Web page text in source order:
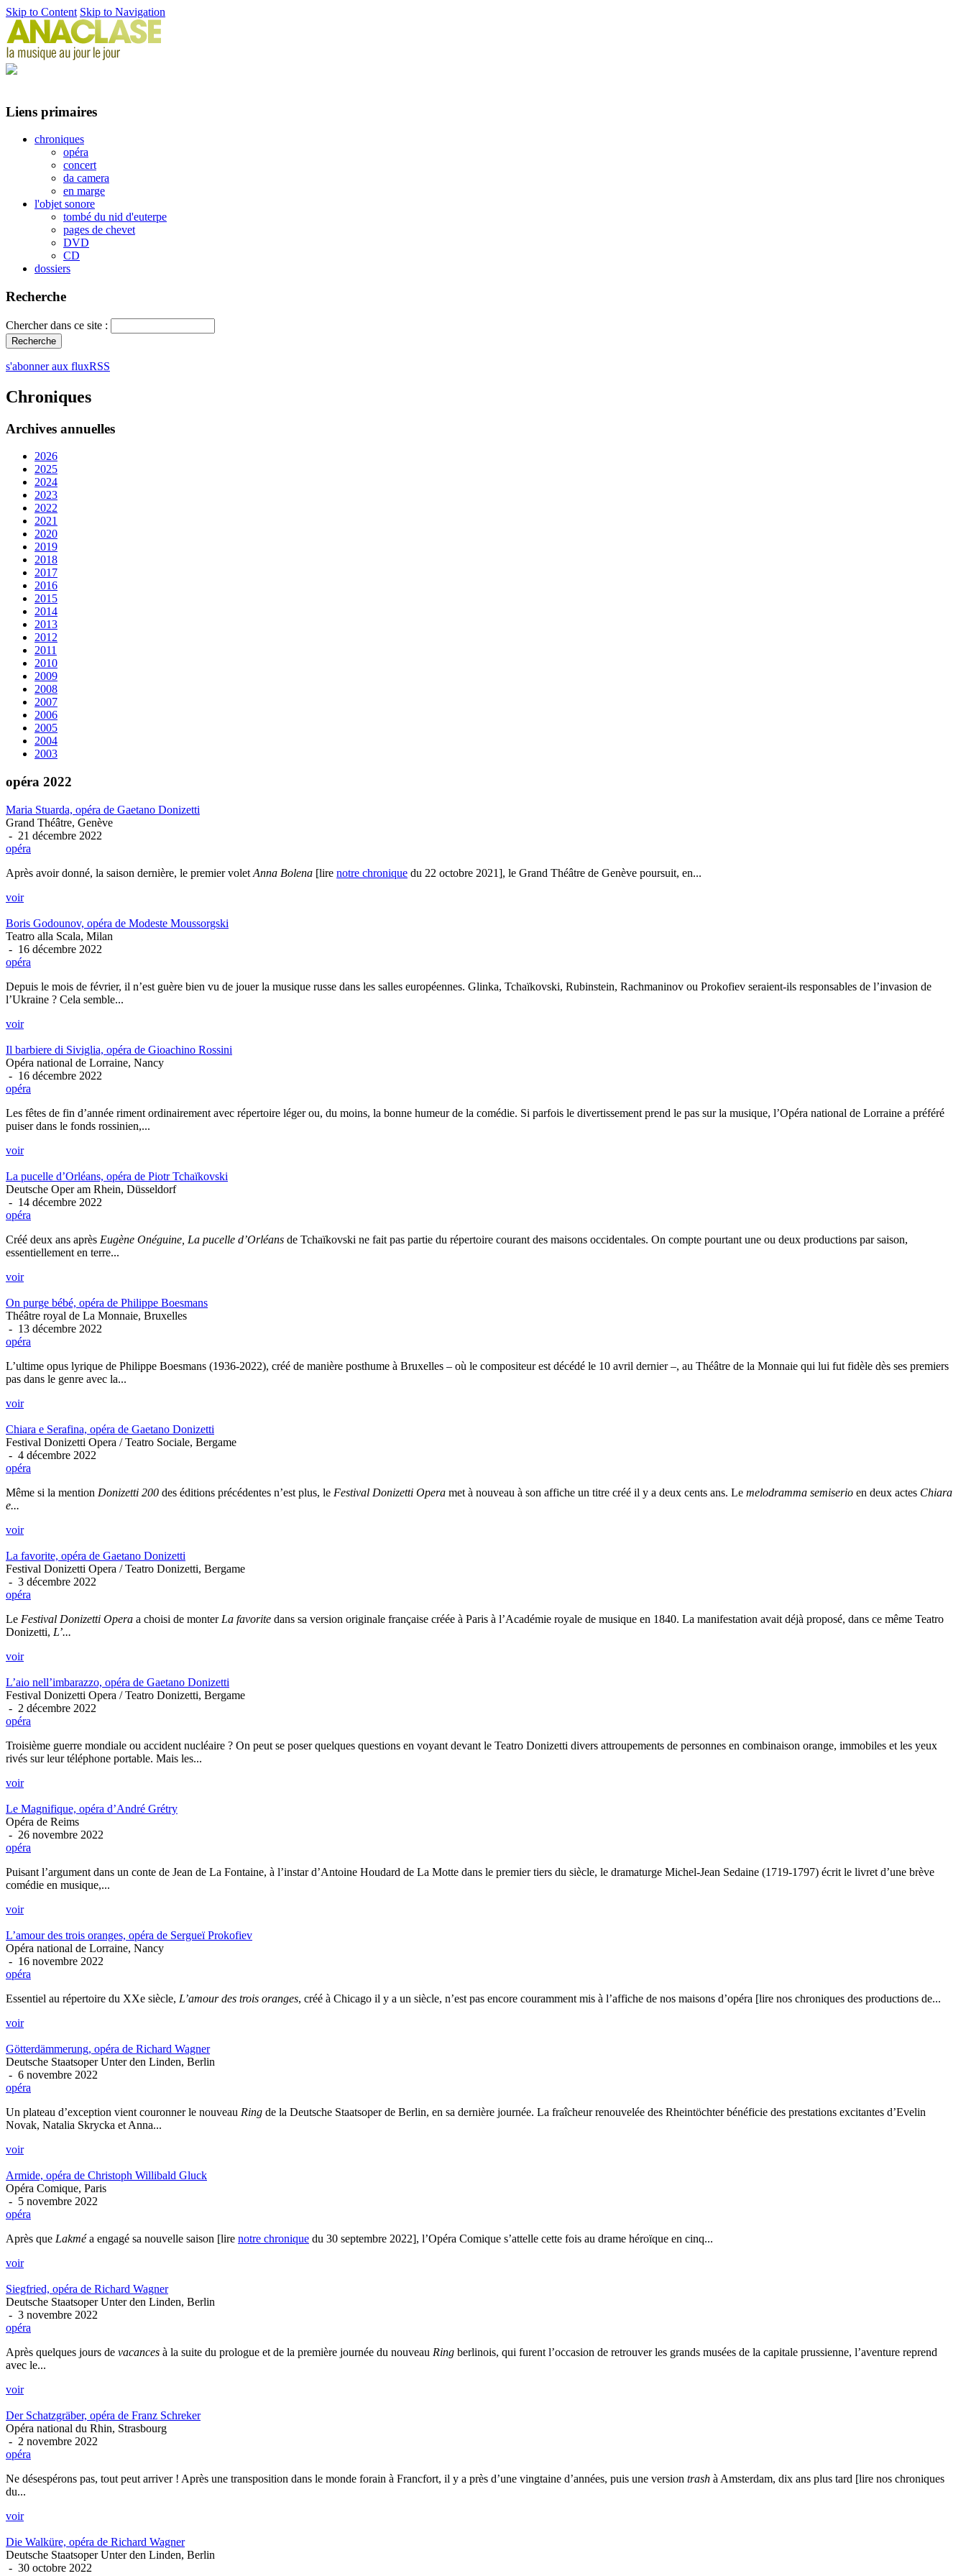
Skip to Content Skip to Navigation
Liens primaires
chroniques
opéra
concert
da camera
en marge
l'objet sonore
tombé du nid d'euterpe
pages de chevet
DVD
CD
dossiers
Recherche
Chercher dans ce site :
s'abonner aux fluxRSS
Chroniques
Archives annuelles
2026
2025
2024
2023
2022
2021
2020
2019
2018
2017
2016
2015
2014
2013
2012
2011
2010
2009
2008
2007
2006
2005
2004
2003
opéra 2022
Maria Stuarda, opéra de Gaetano Donizetti
Grand Théâtre, Genève
- 21 décembre 2022
opéra
Après avoir donné, la saison dernière, le premier volet Anna Bolena [lire notre chronique du 22 octobre 2021], le Grand Théâtre de Genève poursuit, en...
voir
Boris Godounov, opéra de Modeste Moussorgski
Teatro alla Scala, Milan
- 16 décembre 2022
opéra
Depuis le mois de février, il n’est guère bien vu de jouer la musique russe dans les salles européennes. Glinka, Tchaïkovski, Rubinstein, Rachmaninov ou Prokofiev seraient-ils responsables de l’invasion de
l’Ukraine ? Cela semble...
voir
Il barbiere di Siviglia, opéra de Gioachino Rossini
Opéra national de Lorraine, Nancy
- 16 décembre 2022
opéra
Les fêtes de fin d’année riment ordinairement avec répertoire léger ou, du moins, la bonne humeur de la comédie. Si parfois le divertissement prend le pas sur la musique, l’Opéra national de Lorraine a préféré
puiser dans le fonds rossinien,...
voir
La pucelle d’Orléans, opéra de Piotr Tchaïkovski
Deutsche Oper am Rhein, Düsseldorf
- 14 décembre 2022
opéra
Créé deux ans après Eugène Onéguine, La pucelle d’Orléans de Tchaïkovski ne fait pas partie du répertoire courant des maisons occidentales. On compte pourtant une ou deux productions par saison,
essentiellement en terre...
voir
On purge bébé, opéra de Philippe Boesmans
Théâtre royal de La Monnaie, Bruxelles
- 13 décembre 2022
opéra
L’ultime opus lyrique de Philippe Boesmans (1936-2022), créé de manière posthume à Bruxelles – où le compositeur est décédé le 10 avril dernier –, au Théâtre de la Monnaie qui lui fut fidèle dès ses premiers
pas dans le genre avec la...
voir
Chiara e Serafina, opéra de Gaetano Donizetti
Festival Donizetti Opera / Teatro Sociale, Bergame
- 4 décembre 2022
opéra
Même si la mention Donizetti 200 des éditions précédentes n’est plus, le Festival Donizetti Opera met à nouveau à son affiche un titre créé il y a deux cents ans. Le melodramma semiserio en deux actes Chiara
e...
voir
La favorite, opéra de Gaetano Donizetti
Festival Donizetti Opera / Teatro Donizetti, Bergame
- 3 décembre 2022
opéra
Le Festival Donizetti Opera a choisi de monter La favorite dans sa version originale française créée à Paris à l’Académie royale de musique en 1840. La manifestation avait déjà proposé, dans ce même Teatro
Donizetti, L’...
voir
L’aio nell’imbarazzo, opéra de Gaetano Donizetti
Festival Donizetti Opera / Teatro Donizetti, Bergame
- 2 décembre 2022
opéra
Troisième guerre mondiale ou accident nucléaire ? On peut se poser quelques questions en voyant devant le Teatro Donizetti divers attroupements de personnes en combinaison orange, immobiles et les yeux
rivés sur leur téléphone portable. Mais les...
voir
Le Magnifique, opéra d’André Grétry
Opéra de Reims
- 26 novembre 2022
opéra
Puisant l’argument dans un conte de Jean de La Fontaine, à l’instar d’Antoine Houdard de La Motte dans le premier tiers du siècle, le dramaturge Michel-Jean Sedaine (1719-1797) écrit le livret d’une brève
comédie en musique,...
voir
L’amour des trois oranges, opéra de Sergueï Prokofiev
Opéra national de Lorraine, Nancy
- 16 novembre 2022
opéra
Essentiel au répertoire du XXe siècle, L’amour des trois oranges, créé à Chicago il y a un siècle, n’est pas encore couramment mis à l’affiche de nos maisons d’opéra [lire nos chroniques des productions de...
voir
Götterdämmerung, opéra de Richard Wagner
Deutsche Staatsoper Unter den Linden, Berlin
- 6 novembre 2022
opéra
Un plateau d’exception vient couronner le nouveau Ring de la Deutsche Staatsoper de Berlin, en sa dernière journée. La fraîcheur renouvelée des Rheintöchter bénéficie des prestations excitantes d’Evelin
Novak, Natalia Skrycka et Anna...
voir
Armide, opéra de Christoph Willibald Gluck
Opéra Comique, Paris
- 5 novembre 2022
opéra
Après que Lakméa engagé sa nouvelle saison [lire notre chronique du 30 septembre 2022], l’Opéra Comique s’attelle cette fois au drame héroïque en cinq...
voir
Siegfried, opéra de Richard Wagner
Deutsche Staatsoper Unter den Linden, Berlin
- 3 novembre 2022
opéra
Après quelques jours de vacances à la suite du prologue et de la première journée du nouveau Ring berlinois, qui furent l’occasion de retrouver les grands musées de la capitale prussienne, l’aventure reprend
avec le...
voir
Der Schatzgräber, opéra de Franz Schreker
Opéra national du Rhin, Strasbourg
- 2 novembre 2022
opéra
Ne désespérons pas, tout peut arriver ! Après une transposition dans le monde forain à Francfort, il y a près d’une vingtaine d’années, puis une version trash à Amsterdam, dix ans plus tard [lire nos chroniques
du...
voir
Die Walküre, opéra de Richard Wagner
Deutsche Staatsoper Unter den Linden, Berlin
- 30 octobre 2022